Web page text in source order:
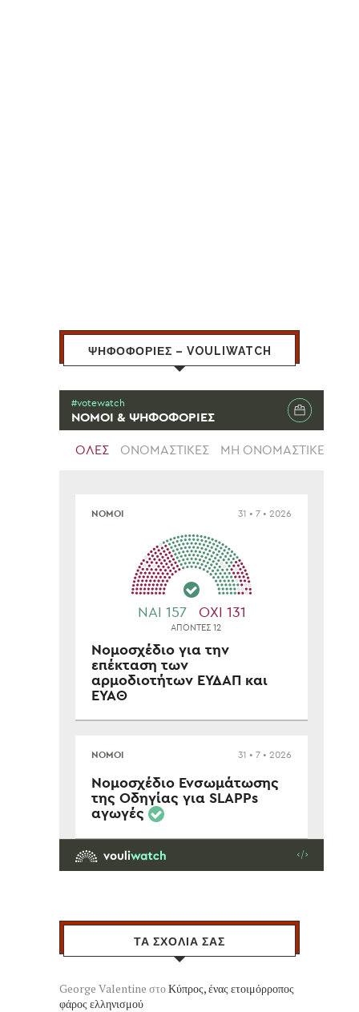
ΨΗΦΟΦΟΡΙΕΣ – VOULIWATCH
ΤΑ ΣΧΟΛΙΑ ΣΑΣ
George Valentine στοΚύπρος, ένας ετοιμόρροπος
φάρος ελληνισμού